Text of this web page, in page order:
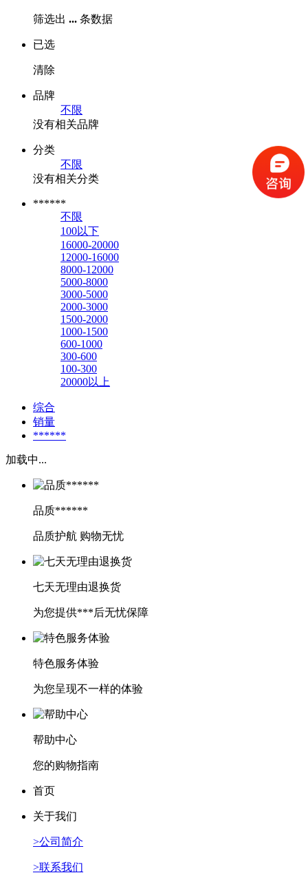
筛选出 ... 条数据
已选
清除
品牌
不限
没有相关品牌
分类
不限
没有相关分类
******
不限
100以下
16000-20000
12000-16000
8000-12000
5000-8000
3000-5000
2000-3000
1500-2000
1000-1500
600-1000
300-600
100-300
20000以上
综合
销量
******
加载中...
品质******
品质护航 购物无忧
七天无理由退换货
为您提供***后无忧保障
特色服务体验
为您呈现不一样的体验
帮助中心
您的购物指南
首页
关于我们
>公司简介
>联系我们